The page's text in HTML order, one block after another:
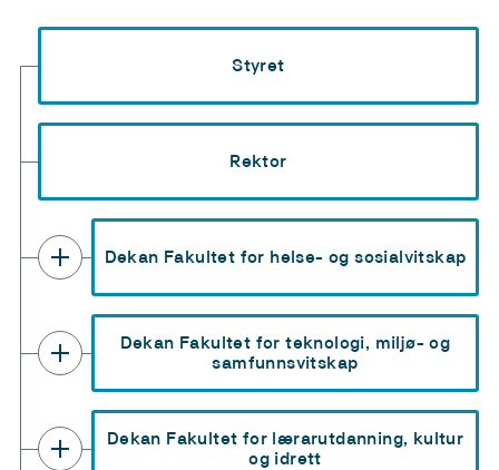
Styret
Rektor
Dekan Fakultet for helse- og sosialvitskap
Dekan Fakultet for teknologi, miljø- og
samfunnsvitskap
Dekan Fakultet for lærarutdanning, kultur
og idrett